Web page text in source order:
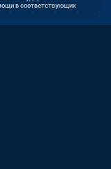
в соответствующих